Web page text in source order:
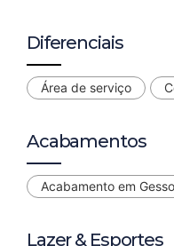
Diferenciais
Área de serviço
Acabamentos
Acabamento em Gesso
Lazer & Esportes